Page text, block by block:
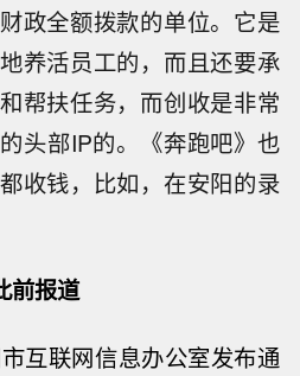
政全额拨款的单位。它是
养活员工的，而且还要承
帮扶任务，而创收是非常
头部IP的。《奔跑吧》也
收钱，比如，在安阳的录
前报道
互联网信息办公室发布通